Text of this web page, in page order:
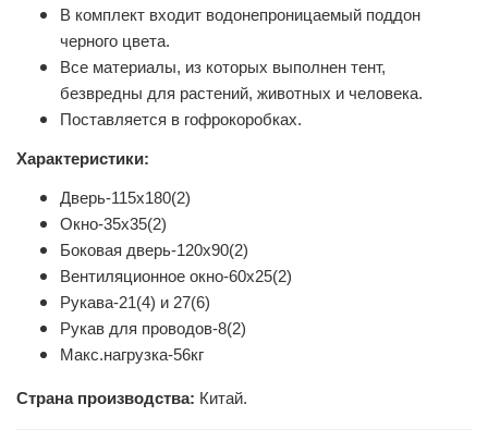
В комплект входит водонепроницаемый поддон
черного цвета.
Все материалы, из которых выполнен тент,
безвредны для растений, животных и человека.
Поставляется в гофрокоробках.
Характеристики:
Дверь-115х180(2)
Окно-35х35(2)
Боковая дверь-120х90(2)
Вентиляционное окно-60х25(2)
Рукава-21(4) и 27(6)
Рукав для проводов-8(2)
Макс.нагрузка-56кг
Страна производства: Китай.